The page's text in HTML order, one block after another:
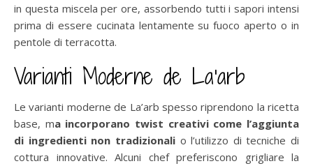
in questa miscela per ore, assorbendo tutti i sapori intensi
prima di essere cucinata lentamente su fuoco aperto o in
pentole di terracotta.
Varianti Moderne de La’arb
Le varianti moderne de La’arb spesso riprendono la ricetta
base, ma incorporano twist creativi come l’aggiunta
di ingredienti non tradizionalio l’utilizzo di tecniche di
cottura innovative. Alcuni chef preferiscono grigliare la